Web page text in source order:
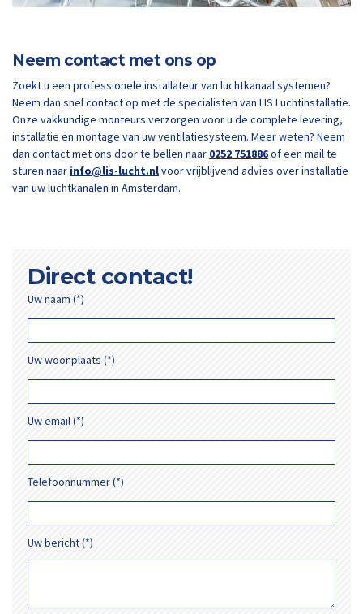
Neem contact met ons op
Zoekt u een professionele installateur van luchtkanaal systemen?
Neem dan snel contact op met de specialisten van LIS Luchtinstallatie.
Onze vakkundige monteurs verzorgen voor u de complete levering,
installatie en montage van uw ventilatiesysteem. Meer weten? Neem
dan contact met ons door te bellen naar 0252 751886of een mail te
sturen naar info@lis-lucht.nlvoor vrijblijvend advies over installatie
van uw luchtkanalen in Amsterdam.
Direct contact!
Uw naam (*)
Uw woonplaats (*)
Uw email (*)
Telefoonnummer (*)
Uw bericht (*)